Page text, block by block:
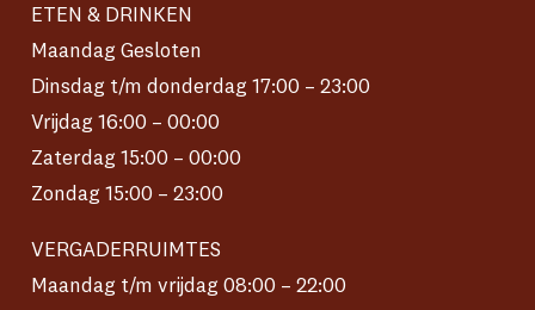
ETEN & DRINKEN
Maandag Gesloten
Dinsdag t/m donderdag 17:00 – 23:00
Vrijdag 16:00 – 00:00
Zaterdag 15:00 – 00:00
Zondag 15:00 – 23:00
VERGADERRUIMTES
Maandag t/m vrijdag 08:00 – 22:00